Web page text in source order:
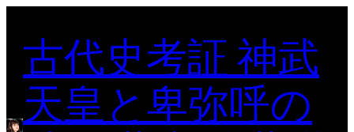
ッ
古代史考証 神武
天皇と卑弥呼の